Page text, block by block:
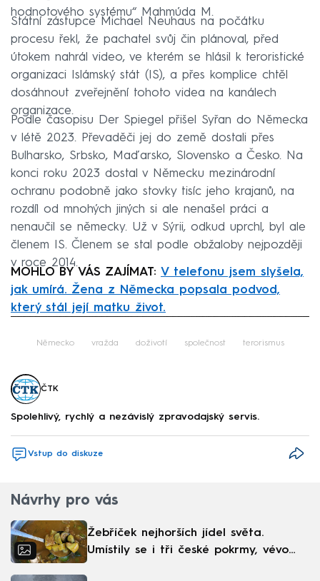
hodnotového systému“ Mahmúda M.
Státní zástupce Michael Neuhaus na počátku
procesu řekl, že pachatel svůj čin plánoval, před
útokem nahrál video, ve kterém se hlásil k teroristické
organizaci Islámský stát (IS), a přes komplice chtěl
dosáhnout zveřejnění tohoto videa na kanálech
organizace.
Podle časopisu Der Spiegel přišel Syřan do Německa
v létě 2023. Převaděči jej do země dostali přes
Bulharsko, Srbsko, Maďarsko, Slovensko a Česko. Na
konci roku 2023 dostal v Německu mezinárodní
ochranu podobně jako stovky tisíc jeho krajanů, na
rozdíl od mnohých jiných si ale nenašel práci a
nenaučil se německy. Už v Sýrii, odkud uprchl, byl ale
členem IS. Členem se stal podle obžaloby nejpozději
v roce 2014.
MOHLO BY VÁS ZAJÍMAT: V telefonu jsem slyšela,
jak umírá. Žena z Německa popsala podvod,
který stál její matku život.
Německo vražda doživotí společnost terorismus
ČTK
Spolehlivý, rychlý a nezávislý zpravodajský servis.
Vstup do diskuze
Návrhy pro vás
Žebříček nejhorších jídel světa.
Umístily se i tři české pokrmy, vévodí